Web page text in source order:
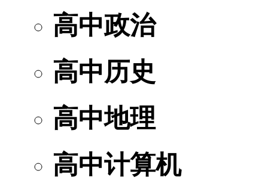
高中政治
高中历史
高中地理
高中计算机